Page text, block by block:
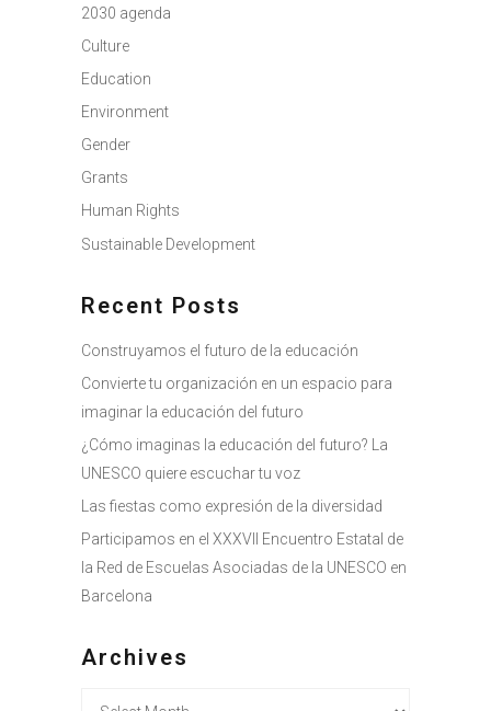
2030 agenda
Culture
Education
Environment
Gender
Grants
Human Rights
Sustainable Development
Recent Posts
Construyamos el futuro de la educación
Convierte tu organización en un espacio para
imaginar la educación del futuro
¿Cómo imaginas la educación del futuro? La
UNESCO quiere escuchar tu voz
Las fiestas como expresión de la diversidad
Participamos en el XXXVII Encuentro Estatal de
la Red de Escuelas Asociadas de la UNESCO en
Barcelona
Archives